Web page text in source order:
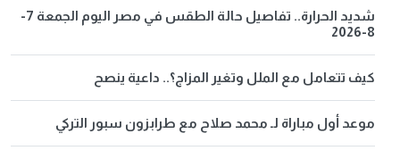
شديد الحرارة.. تفاصيل حالة الطقس في مصر اليوم الجمعة 7-
8-2026
كيف تتعامل مع الملل وتغير المزاج؟.. داعية ينصح
موعد أول مباراة لـ محمد صلاح مع طرابزون سبور التركي